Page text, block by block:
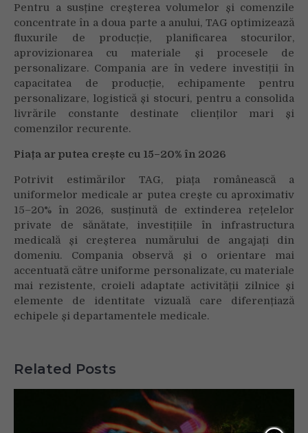
Pentru a susține creșterea volumelor și comenzile
concentrate în a doua parte a anului, TAG optimizează
fluxurile de producție, planificarea stocurilor,
aprovizionarea cu materiale și procesele de
personalizare. Compania are în vedere investiții în
capacitatea de producție, echipamente pentru
personalizare, logistică și stocuri, pentru a consolida
livrările constante destinate clienților mari și
comenzilor recurente.
Piața ar putea crește cu 15–20% în 2026
Potrivit estimărilor TAG, piața românească a
uniformelor medicale ar putea crește cu aproximativ
15–20% în 2026, susținută de extinderea rețelelor
private de sănătate, investițiile în infrastructura
medicală și creșterea numărului de angajați din
domeniu. Compania observă și o orientare mai
accentuată către uniforme personalizate, cu materiale
mai rezistente, croieli adaptate activității zilnice și
elemente de identitate vizuală care diferențiază
echipele și departamentele medicale.
Related Posts